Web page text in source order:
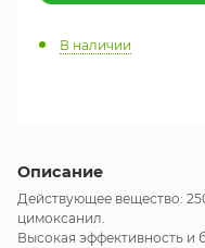
Описание
Действующее вещество:
цимоксанил.
Высокая эффективность и
В наличии